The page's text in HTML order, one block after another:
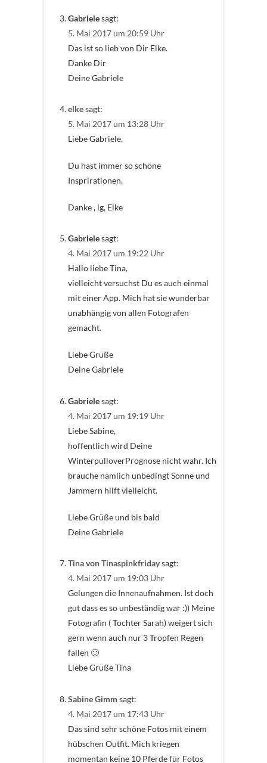
Gabrielesagt:
5. Mai 2017 um 20:59 Uhr
Das ist so lieb von Dir Elke.
Danke Dir
Deine Gabriele
elkesagt:
5. Mai 2017 um 13:28 Uhr
Liebe Gabriele,
Du hast immer so schöne
Insprirationen.
Danke , lg, Elke
Gabrielesagt:
4. Mai 2017 um 19:22 Uhr
Hallo liebe Tina,
vielleicht versuchst Du es auch einmal
mit einer App. Mich hat sie wunderbar
unabhängig von allen Fotografen
gemacht.
Liebe Grüße
Deine Gabriele
Gabrielesagt:
4. Mai 2017 um 19:19 Uhr
Liebe Sabine,
hoffentlich wird Deine
WinterpulloverPrognose nicht wahr. Ich
brauche nämlich unbedingt Sonne und
Jammern hilft vielleicht.
Liebe Grüße und bis bald
Deine Gabriele
Tina von Tinaspinkfridaysagt:
4. Mai 2017 um 19:03 Uhr
Gelungen die Innenaufnahmen. Ist doch
gut dass es so unbeständig war :)) Meine
Fotografin ( Tochter Sarah) weigert sich
gern wenn auch nur 3 Tropfen Regen
fallen 🙂
Liebe Grüße Tina
Sabine Gimm sagt:
4. Mai 2017 um 17:43 Uhr
Das sind sehr schöne Fotos mit einem
hübschen Outfit. Mich kriegen
momentan keine 10 Pferde für Fotos